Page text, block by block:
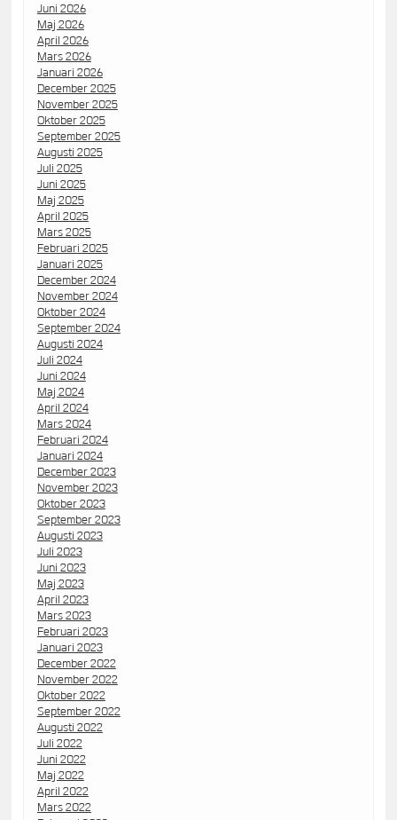
Juni 2026
Maj 2026
April 2026
Mars 2026
Januari 2026
December 2025
November 2025
Oktober 2025
September 2025
Augusti 2025
Juli 2025
Juni 2025
Maj 2025
April 2025
Mars 2025
Februari 2025
Januari 2025
December 2024
November 2024
Oktober 2024
September 2024
Augusti 2024
Juli 2024
Juni 2024
Maj 2024
April 2024
Mars 2024
Februari 2024
Januari 2024
December 2023
November 2023
Oktober 2023
September 2023
Augusti 2023
Juli 2023
Juni 2023
Maj 2023
April 2023
Mars 2023
Februari 2023
Januari 2023
December 2022
November 2022
Oktober 2022
September 2022
Augusti 2022
Juli 2022
Juni 2022
Maj 2022
April 2022
Mars 2022